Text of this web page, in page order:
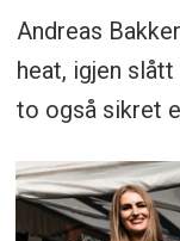
Andreas
heat, igjen
to også sikret